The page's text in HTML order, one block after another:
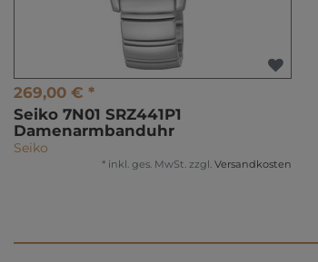
269,00 € *
Seiko 7N01 SRZ441P1
Damenarmbanduhr
Seiko
* inkl. ges. MwSt. zzgl. Versandkosten